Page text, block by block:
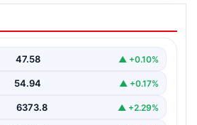
Yüksek Orman Yangını
ve Yarın Kritik Günler
toplam dokuz şehri yüksek…
47.58 ▲ +0.10%
54.94 ▲ +0.17%
6373.8 ▲ +2.29%